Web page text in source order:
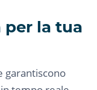
per la tua
garantiscono